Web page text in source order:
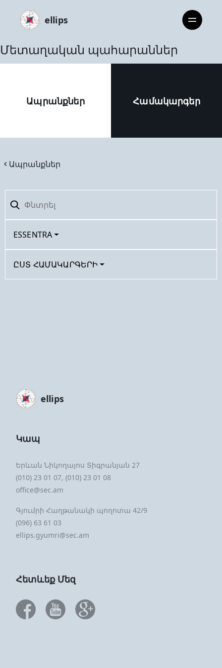
ellips
Մետաղական պահարաններ
Ապրանքներ Համակարգեր
Ապրանքներ
ESSENTRA
ԸՍՏ ՀԱՄԱԿԱՐԳԵՐԻ
ellips
Կապ
Երևան Նիկողայոս Տիգրանյան 27
(010) 23 01 07, (010) 23 01 08
office@sec.am
Գյումրի Հաղթանակի պողոտա 42/9
(096) 63 61 03
ellips.gyumri@sec.am
Հետևեք Մեզ